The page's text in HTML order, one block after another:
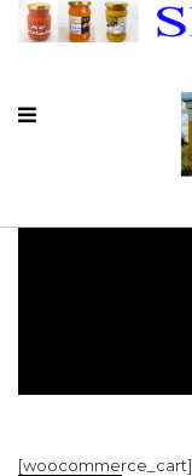
[woocommerce_cart]